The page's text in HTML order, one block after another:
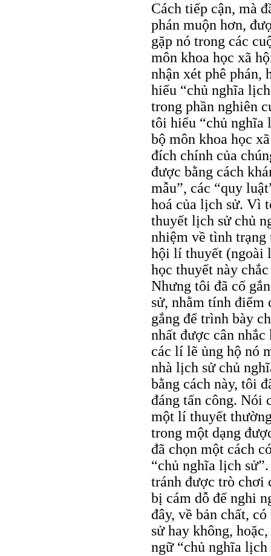
Cách tiếp cận, mà
phán muộn hơn,
gặp nó trong các
môn khoa học xã
nhận xét phê
hiểu “chủ nghĩa
trong phần nghiên
tôi hiểu “chủ nghĩa
bộ môn khoa học
đích chính của
được bằng cách
mẫu”, các “quy
hoá của lịch sử. Vì
thuyết lịch sử chủ
nhiệm về tình trạng
hội lí thuyết (ngoài
học thuyết này
Nhưng tôi đã cố
sử, nhằm tính điểm
gắng để trình bày
nhất được cân
các lí lẽ ủng hộ nó
nhà lịch sử chủ
bằng cách này, tôi
đáng tấn công. Nói
một lí thuyết
trong một dạng
đã chọn một cách
“chủ nghĩa lịch
tránh được trò chơi
bị cám dỗ để nghi
đây, về bản chất,
sử hay không,
ngữ “chủ nghĩa